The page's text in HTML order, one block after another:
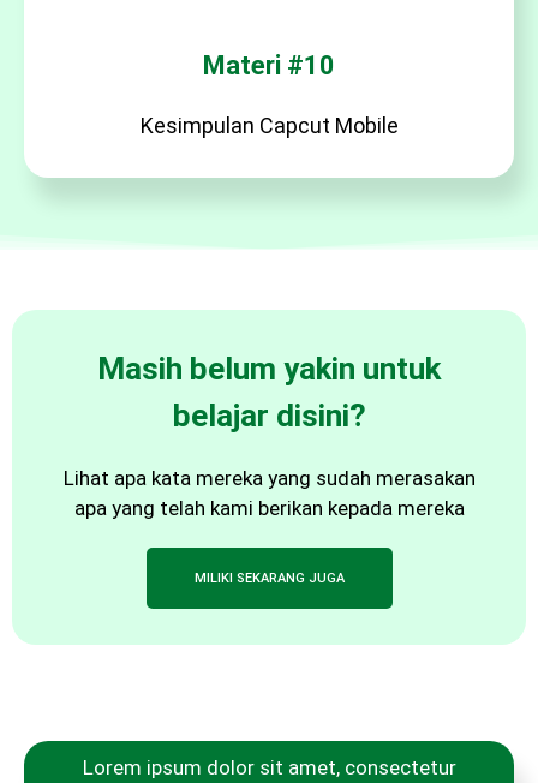
Materi #10
Kesimpulan Capcut Mobile
Masih belum yakin untuk
belajar disini?
Lihat apa kata mereka yang sudah merasakan
apa yang telah kami berikan kepada mereka
MILIKI SEKARANG JUGA
Lorem ipsum dolor sit amet, consectetur